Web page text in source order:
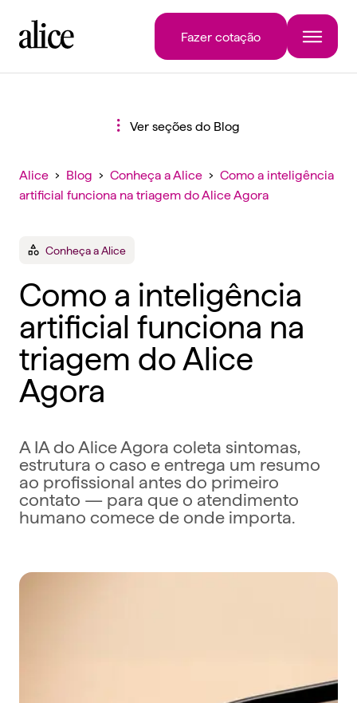
Fazer cotação
Ver seções do Blog
Alice › Blog › Conheça a Alice › Como a inteligência
artificial funciona na triagem do Alice Agora
Conheça a Alice
Como a inteligência
artificial funciona na
triagem do Alice
Agora
A IA do Alice Agora coleta sintomas,
estrutura o caso e entrega um resumo
ao profissional antes do primeiro
contato — para que o atendimento
humano comece de onde importa.